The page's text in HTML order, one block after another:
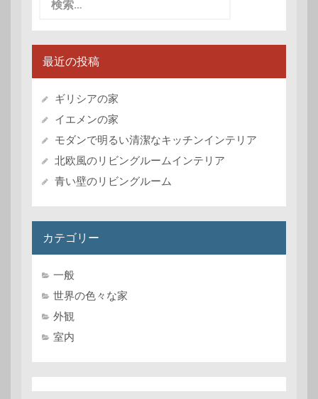
最近の投稿
ギリシアの家
イエメンの家
モダンで明るい清潔なキッチンインテリア
北欧風のリビングルームインテリア
青い壁のリビングルーム
カテゴリー
一般
世界の色々な家
外観
室内